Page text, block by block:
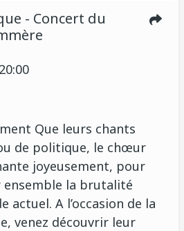
- Concert du
Que leurs chants
de politique, le chœur
joyeusement, pour
la brutalité
actuel. A l’occasion de la
venez découvrir leur